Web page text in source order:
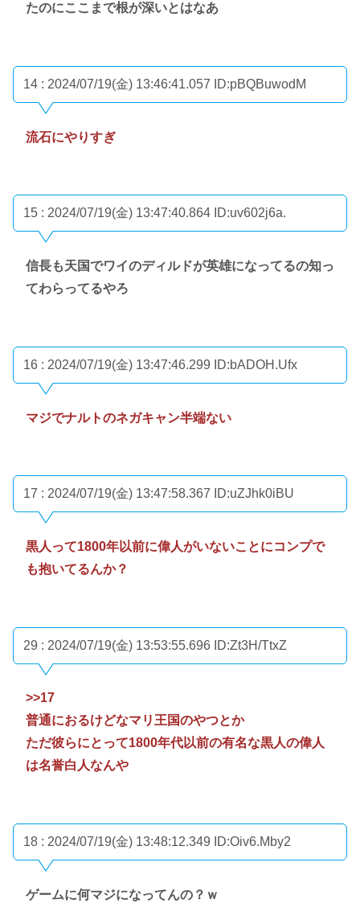
たのにここまで根が深いとはなあ
14 : 2024/07/19(金) 13:46:41.057 ID:pBQBuwodM
流石にやりすぎ
15 : 2024/07/19(金) 13:47:40.864 ID:uv602j6a.
信長も天国でワイのディルドが英雄になってるの知っ
てわらってるやろ
16 : 2024/07/19(金) 13:47:46.299 ID:bADOH.Ufx
マジでナルトのネガキャン半端ない
17 : 2024/07/19(金) 13:47:58.367 ID:uZJhk0iBU
黒人って1800年以前に偉人がいないことにコンプで
も抱いてるんか？
29 : 2024/07/19(金) 13:53:55.696 ID:Zt3H/TtxZ
>>17
普通におるけどなマリ王国のやつとか
ただ彼らにとって1800年代以前の有名な黒人の偉人
は名誉白人なんや
18 : 2024/07/19(金) 13:48:12.349 ID:Oiv6.Mby2
ゲームに何マジになってんの？ｗ